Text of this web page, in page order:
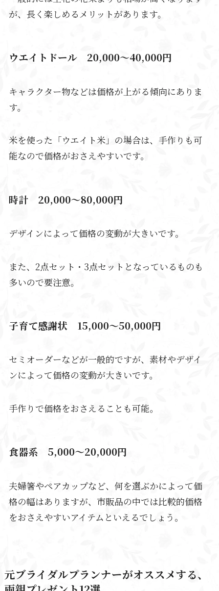
が、長く楽しめるメリットがあります。
ウエイトドール 20,000～40,000円
キャラクター物などは価格が上がる傾向にありま
す。
米を使った「ウエイト米」の場合は、手作りも可
能なので価格がおさえやすいです。
時計 20,000～80,000円
デザインによって価格の変動が大きいです。
また、2点セット・3点セットとなっているものも
多いので要注意。
子育て感謝状 15,000～50,000円
セミオーダーなどが一般的ですが、素材やデザイ
ンによって価格の変動が大きいです。
手作りで価格をおさえることも可能。
食器系 5,000～20,000円
夫婦箸やペアカップなど、何を選ぶかによって価
格の幅はありますが、市販品の中では比較的価格
をおさえやすいアイテムといえるでしょう。
元ブライダルプランナーがオススメする、